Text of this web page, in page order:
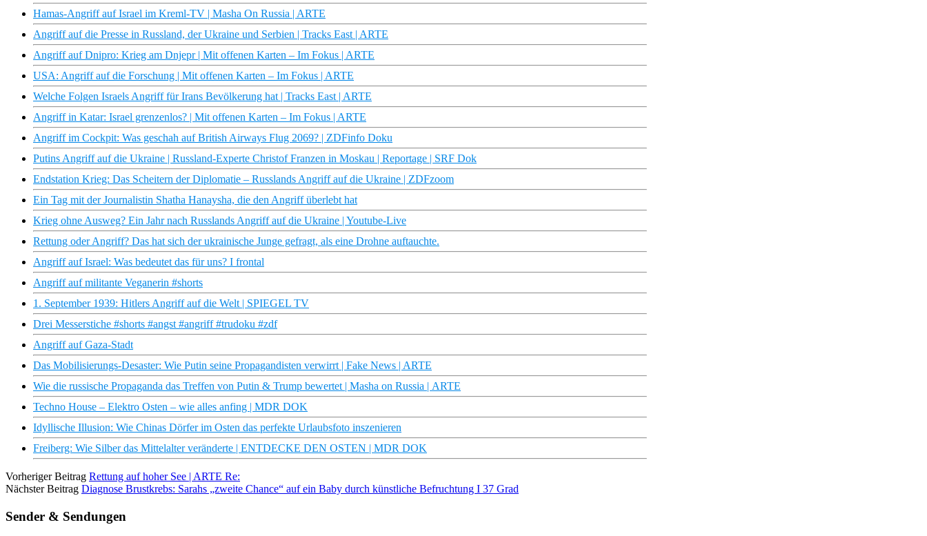
Hamas-Angriff auf Israel im Kreml-TV | Masha On Russia | ARTE
Angriff auf die Presse in Russland, der Ukraine und Serbien | Tracks East | ARTE
Angriff auf Dnipro: Krieg am Dnjepr | Mit offenen Karten – Im Fokus | ARTE
USA: Angriff auf die Forschung | Mit offenen Karten – Im Fokus | ARTE
Welche Folgen Israels Angriff für Irans Bevölkerung hat | Tracks East | ARTE
Angriff in Katar: Israel grenzenlos? | Mit offenen Karten – Im Fokus | ARTE
Angriff im Cockpit: Was geschah auf British Airways Flug 2069? | ZDFinfo Doku
Putins Angriff auf die Ukraine | Russland-Experte Christof Franzen in Moskau | Reportage | SRF Dok
Endstation Krieg: Das Scheitern der Diplomatie – Russlands Angriff auf die Ukraine | ZDFzoom
Ein Tag mit der Journalistin Shatha Hanaysha, die den Angriff überlebt hat
Krieg ohne Ausweg? Ein Jahr nach Russlands Angriff auf die Ukraine | Youtube-Live
Rettung oder Angriff? Das hat sich der ukrainische Junge gefragt, als eine Drohne auftauchte.
Angriff auf Israel: Was bedeutet das für uns? I frontal
Angriff auf militante Veganerin #shorts
1. September 1939: Hitlers Angriff auf die Welt | SPIEGEL TV
Drei Messerstiche #shorts #angst #angriff #trudoku #zdf
Angriff auf Gaza-Stadt
Das Mobilisierungs-Desaster: Wie Putin seine Propagandisten verwirrt | Fake News | ARTE
Wie die russische Propaganda das Treffen von Putin & Trump bewertet | Masha on Russia | ARTE
Techno House – Elektro Osten – wie alles anfing | MDR DOK
Idyllische Illusion: Wie Chinas Dörfer im Osten das perfekte Urlaubsfoto inszenieren
Freiberg: Wie Silber das Mittelalter veränderte | ENTDECKE DEN OSTEN | MDR DOK
Vorheriger Beitrag Rettung auf hoher See | ARTE Re:
Nächster Beitrag Diagnose Brustkrebs: Sarahs „zweite Chance“ auf ein Baby durch künstliche Befruchtung I 37 Grad
Sender & Sendungen